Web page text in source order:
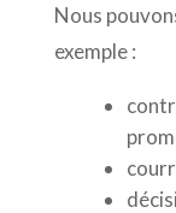
Nous
exemple :